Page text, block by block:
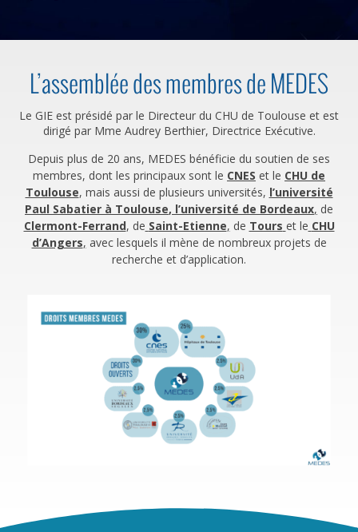
L’assemblée des membres de MEDES
Le GIE est présidé par le Directeur du CHU de Toulouse et est
dirigé par Mme Audrey Berthier, Directrice Exécutive.
Depuis plus de 20 ans, MEDES bénéficie du soutien de ses
membres, dont les principaux sont le CNES et le CHU de
Toulouse, mais aussi de plusieurs universités, l’université
Paul Sabatier à Toulouse, l’université de Bordeaux, de
Clermont-Ferrand, de Saint-Etienne, de Tours et le CHU
d’Angers, avec lesquels il mène de nombreux projets de
recherche et d’application.